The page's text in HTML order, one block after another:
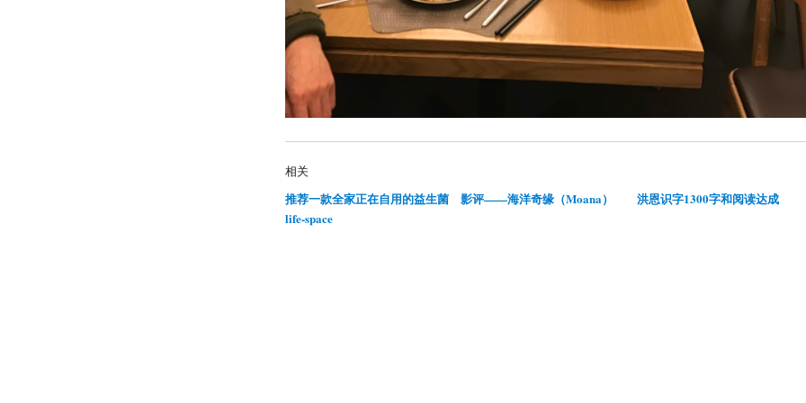
相关
推荐一款全家正在自用的益生菌
life-space
影评——海洋奇缘（Moana） 洪恩识字1300字和阅读达成